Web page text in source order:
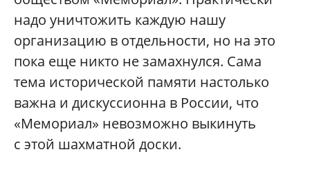
надо уничтожить каждую нашу
организацию в отдельности, но на это
пока еще никто не замахнулся. Сама
тема исторической памяти настолько
важна и дискуссионна в России, что
«Мемориал» невозможно выкинуть
с этой шахматной доски.